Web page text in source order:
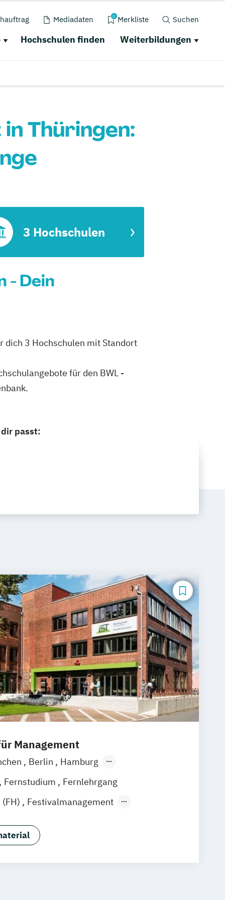
Mediadaten 0 Merkliste Suchen
Hochschulen finden Weiterbildungen
Thüringen:
3 Hochschulen
- Dein
dich 3 Hochschulen mit Standort
für den BWL -
passt:
Management
Berlin
Hamburg
Frankfurt am Main Essen
Fernstudium
Fernlehrgang
Festivalmanagement
Eventmanagement (duales Studium)
Medienmanagement